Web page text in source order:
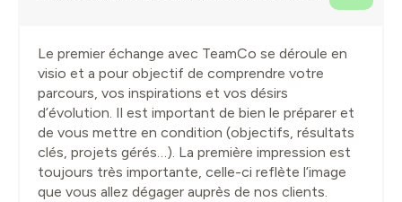
Le premier échange avec TeamCo se déroule en
visio et a pour objectif de comprendre votre
parcours, vos inspirations et vos désirs
d’évolution. Il est important de bien le préparer et
de vous mettre en condition (objectifs, résultats
clés, projets gérés…). La première impression est
toujours très importante, celle-ci reflète l’image
que vous allez dégager auprès de nos clients.